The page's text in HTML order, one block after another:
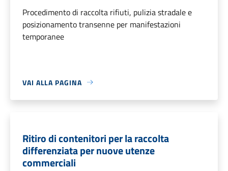
Procedimento di raccolta rifiuti, pulizia stradale e
posizionamento transenne per manifestazioni
temporanee
VAI ALLA PAGINA
Ritiro di contenitori per la raccolta
differenziata per nuove utenze
commerciali